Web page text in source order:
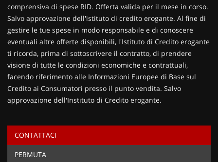
Ho letto e accettol'informativa privacy*
Acconsento al trattamento dei miei dati per finalità di
comprensiva di spese RID. Offerta valida per il mese in corso.
Salvo approvazione dell'istituto di credito erogante. Al fine di
gestire le tue spese in modo responsabile e di conoscere
eventuali altre offerte disponibili, l'Istituto di Credito erogante
ti ricorda, prima di sottoscrivere il contratto, di prendere
visione di tutte le condizioni economiche e contrattuali,
facendo riferimento alle Informazioni Europee di Base sul
Credito ai Consumatori presso il punto vendita. Salvo
approvazione dell'Instituto di Credito erogante.
CONTATTACI
PERMUTA